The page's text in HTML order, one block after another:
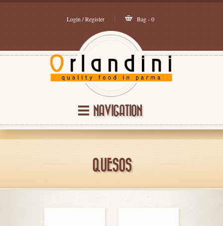
Login / Register Bag - 0
NAVIGATION
QUESOS